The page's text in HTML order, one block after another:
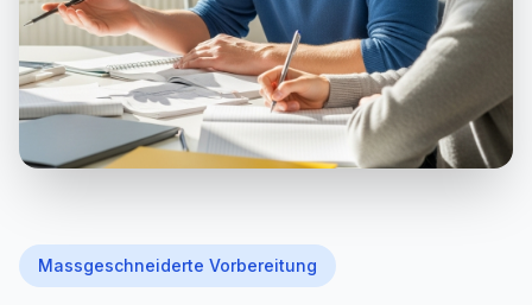
Massgeschneiderte Vorbereitung